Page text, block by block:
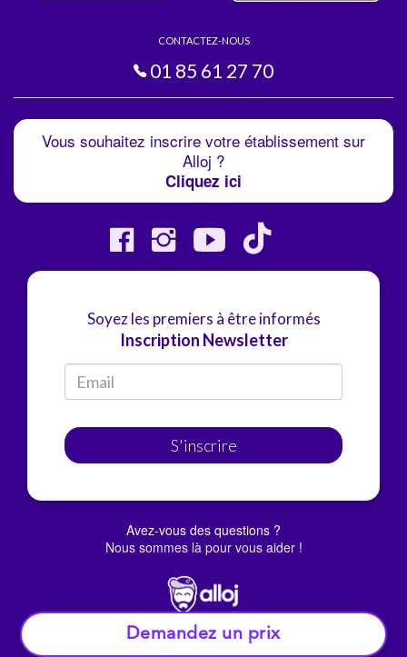
Demandez un prix
CONTACTEZ-NOUS
01 85 61 27 70
Vous souhaitez inscrire votre établissement sur
Alloj ?
Cliquez ici
Soyez les premiers à être informés
Inscription Newsletter
S'inscrire
Avez-vous des questions ?
Nous sommes là pour vous aider !
© Alloj.2022 Tous droits réservés